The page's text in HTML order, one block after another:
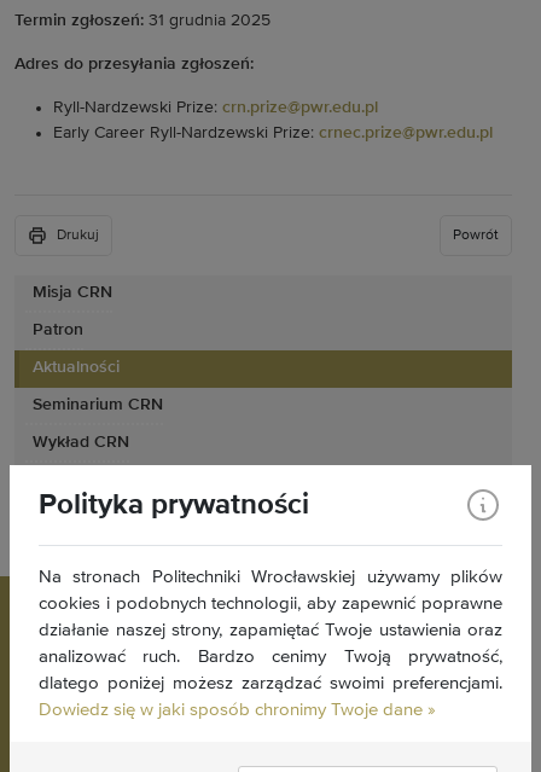
Misja CRN
Patron
Aktualności
Seminarium CRN
Wykład CRN
Kontakt
Termin zgłoszeń: 31 grudnia 2025
Adres do przesyłania zgłoszeń:
Ryll-Nardzewski Prize: crn.prize@pwr.edu.pl
Early Career Ryll-Nardzewski Prize: crnec.prize@pwr.edu.pl
Drukuj Powrót
Polityka prywatności
Na stronach Politechniki Wrocławskiej używamy plików
cookies i podobnych technologii, aby zapewnić poprawne
działanie naszej strony, zapamiętać Twoje ustawienia oraz
analizować ruch. Bardzo cenimy Twoją prywatność,
dlatego poniżej możesz zarządzać swoimi preferencjami.
Dowiedz się w jaki sposób chronimy Twoje dane »